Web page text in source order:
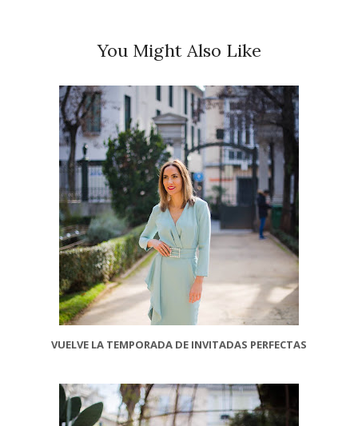
You Might Also Like
VUELVE LA TEMPORADA DE INVITADAS PERFECTAS